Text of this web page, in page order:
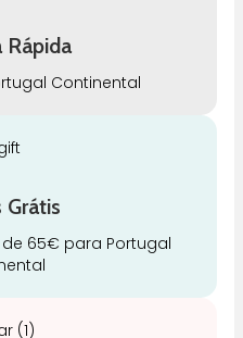
Rápida
Continental
Grátis
65€ para Portugal